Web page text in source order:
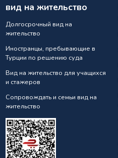
вид на жительство
Долгосрочный вид на
жительство
Иностранцы, пребывающие в
Турции по решению суда
Вид на жительство для учащихся
и стажеров
Сопровождать и семьи вид на
жительство